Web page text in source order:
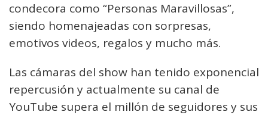
condecora como “Personas Maravillosas”,
siendo homenajeadas con sorpresas,
emotivos videos, regalos y mucho más.
Las cámaras del show han tenido exponencial
repercusión y actualmente su canal de
YouTube supera el millón de seguidores y sus